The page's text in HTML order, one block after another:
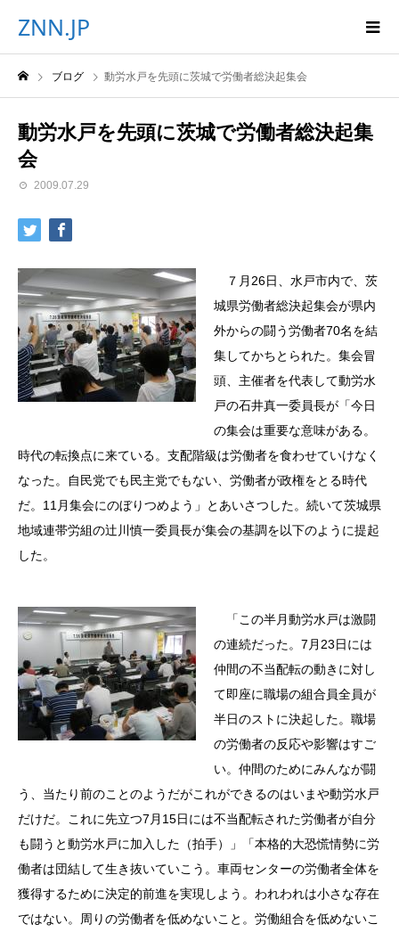
ZNN.JP
ブログ 動労水戸を先頭に茨城で労働者総決起集会
動労水戸を先頭に茨城で労働者総決起集
会
2009.07.29
７月26日、水戸市内で、茨
城県労働者総決起集会が県内
外からの闘う労働者70名を結
集してかちとられた。集会冒
頭、主催者を代表して動労水
戸の石井真一委員長が「今日
の集会は重要な意味がある。
時代の転換点に来ている。支配階級は労働者を食わせていけなく
なった。自民党でも民主党でもない、労働者が政権をとる時代
だ。11月集会にのぼりつめよう」とあいさつした。続いて茨城県
地域連帯労組の辻川慎一委員長が集会の基調を以下のように提起
した。
「この半月動労水戸は激闘
の連続だった。7月23日には
仲間の不当配転の動きに対し
て即座に職場の組合員全員が
半日のストに決起した。職場
の労働者の反応や影響はすご
い。仲間のためにみんなが闘
う、当たり前のことのようだがこれができるのはいまや動労水戸
だけだ。これに先立つ7月15日には不当配転された労働者が自分
も闘うと動労水戸に加入した（拍手）」「本格的大恐慌情勢に労
働者は団結して生き抜いていこう。車両センターの労働者全体を
獲得するために決定的前進を実現しよう。われわれは小さな存在
ではない。周りの労働者を低めないこと。労働組合を低めないこ